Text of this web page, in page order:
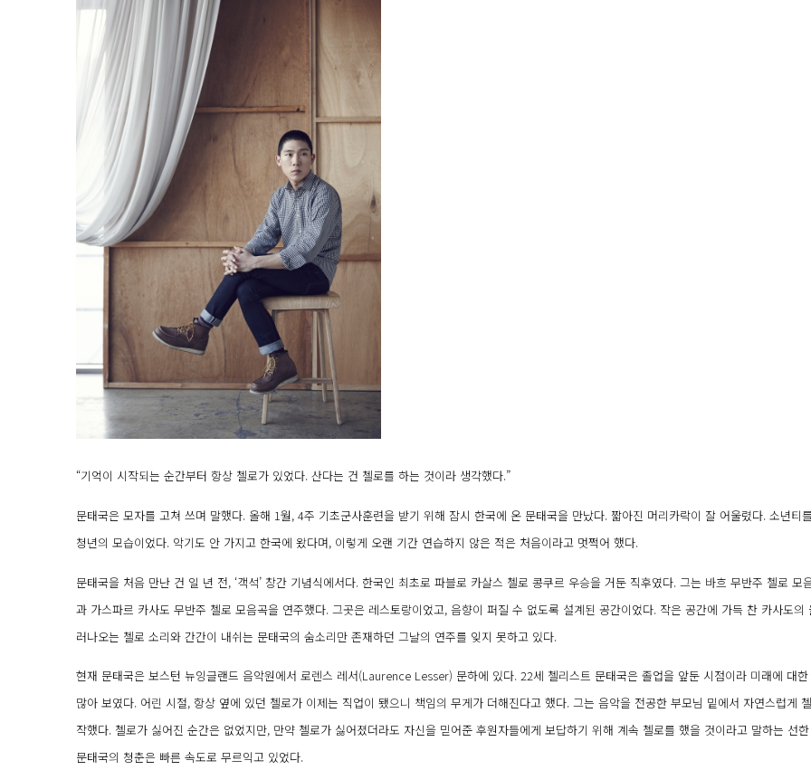
“기억이 시작되는 순간부터 항상 첼로가 있었다. 산다는 건 첼로를 하는 것이라 생각했다.”
문태국은 모자를 고쳐 쓰며 말했다. 올해 1월, 4주 기초군사훈련을 받기 위해 잠시 한국에 온 문태국을 만났다. 짧아진 머리카락이 잘 어울렸다. 소년티
청년의 모습이었다. 악기도 안 가지고 한국에 왔다며, 이렇게 오랜 기간 연습하지 않은 적은 처음이라고 멋쩍어 했다.
문태국을 처음 만난 건 일 년 전, ‘객석’ 창간 기념식에서다. 한국인 최초로 파블로 카살스 첼로 콩쿠르 우승을 거둔 직후였다. 그는 바흐 무반주 첼로 모
과 가스파르 카사도 무반주 첼로 모음곡을 연주했다. 그곳은 레스토랑이었고, 음향이 퍼질 수 없도록 설계된 공간이었다. 작은 공간에 가득 찬 카사도의
러나오는 첼로 소리와 간간이 내쉬는 문태국의 숨소리만 존재하던 그날의 연주를 잊지 못하고 있다.
현재 문태국은 보스턴 뉴잉글랜드 음악원에서 로렌스 레서(Laurence Lesser) 문하에 있다. 22세 첼리스트 문태국은 졸업을 앞둔 시점이라 미래에 대
많아 보였다. 어린 시절, 항상 옆에 있던 첼로가 이제는 직업이 됐으니 책임의 무게가 더해진다고 했다. 그는 음악을 전공한 부모님 밑에서 자연스럽게
작했다. 첼로가 싫어진 순간은 없었지만, 만약 첼로가 싫어졌더라도 자신을 믿어준 후원자들에게 보답하기 위해 계속 첼로를 했을 것이라고 말하는 선
문태국의 청춘은 빠른 속도로 무르익고 있었다.